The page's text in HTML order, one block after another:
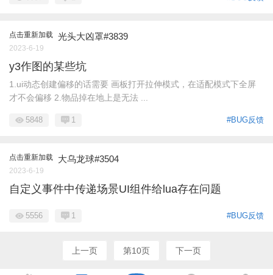
点击重新加载 光头大凶罩#3839
2023-6-19
y3作图的某些坑
1.ui动态创建偏移的话需要 画板打开拉伸模式，在适配模式下全屏
才不会偏移 2.物品掉在地上是无法 ...
#BUG反馈
5848 1
点击重新加载 大乌龙球#3504
2023-6-19
自定义事件中传递场景UI组件给lua存在问题
#BUG反馈
5556 1
上一页 第10页 下一页